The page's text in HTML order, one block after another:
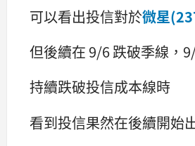
可以看出投信對於微星
但後續在 9/6 跌破季線，
持續跌破投信成本線時
看到投信果然在後續開始